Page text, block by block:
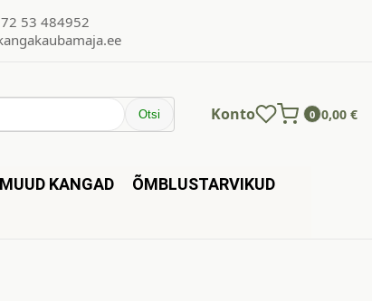
53 484952
Otsi Konto 0 0,00 €
MUUD KANGAD
ÕMBLUSTARVIKUD